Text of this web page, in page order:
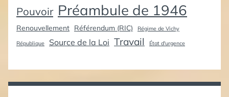
Pouvoir Préambule de 1946
Renouvellement Référendum (RIC) Régime de Vichy
République Source de la Loi Travail État d'urgence